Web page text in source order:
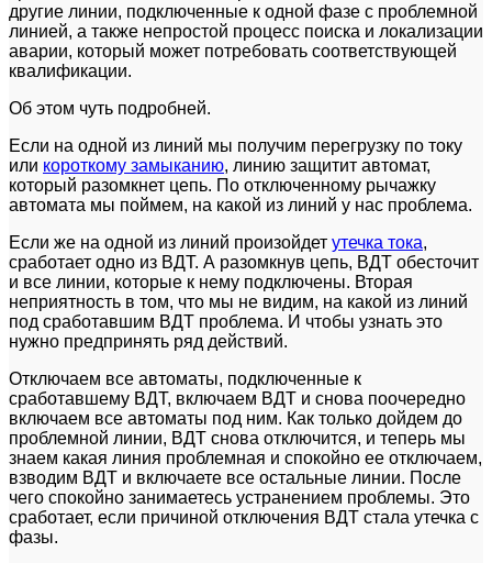
другие линии, подключенные к одной фазе с проблемной
линией, а также непростой процесс поиска и локализации
аварии, который может потребовать соответствующей
квалификации.
Об этом чуть подробней.
Если на одной из линий мы получим перегрузку по току
или короткому замыканию, линию защитит автомат,
который разомкнет цепь. По отключенному рычажку
автомата мы поймем, на какой из линий у нас проблема.
Если же на одной из линий произойдет утечка тока,
сработает одно из ВДТ. А разомкнув цепь, ВДТ обесточит
и все линии, которые к нему подключены. Вторая
неприятность в том, что мы не видим, на какой из линий
под сработавшим ВДТ проблема. И чтобы узнать это
нужно предпринять ряд действий.
Отключаем все автоматы, подключенные к
сработавшему ВДТ, включаем ВДТ и снова поочередно
включаем все автоматы под ним. Как только дойдем до
проблемной линии, ВДТ снова отключится, и теперь мы
знаем какая линия проблемная и спокойно ее отключаем,
взводим ВДТ и включаете все остальные линии. После
чего спокойно занимаетесь устранением проблемы. Это
сработает, если причиной отключения ВДТ стала утечка с
фазы.